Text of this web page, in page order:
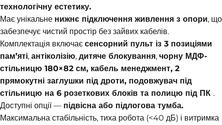
технологічну естетику.
Має унікальне нижнє підключення живлення з опори, що
забезпечує чистий простір без зайвих кабелів.
Комплектація включає сенсорний пульт із 3 позиціями
пам’яті, антіколізію, дитяче блокування, чорну МДФ-
стільницю 180×82 см, кабель менеджмент, 2
прямокутні заглушки під дроти, подовжувач під
стільницю на 6 розеткових блоків та полицю під ПК .
Доступні опції — підвісна або підлогова тумба.
Максимальна стабільність, тиха робота (<40 дБ) і витримка